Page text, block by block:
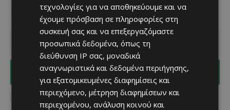
I WANT IN
I've read and accept thePrivacy Policy.
τεχνολογίες για να αποθηκεύουμε και να
έχουμε πρόσβαση σε πληροφορίες στη
συσκευή σας και να επεξεργαζόμαστε
προσωπικά δεδομένα, όπως τη
διεύθυνση IP σας, μοναδικά
αναγνωριστικά και δεδομένα περιήγησης,
για εξατομικευμένες διαφημίσεις και
περιεχόμενο, μέτρηση διαφημίσεων και
περιεχομένου, ανάλυση κοινού και